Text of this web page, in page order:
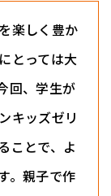
楽しく豊か
とっては大
回、学生が
キッズゼリ
ことで、よ
。親子で作